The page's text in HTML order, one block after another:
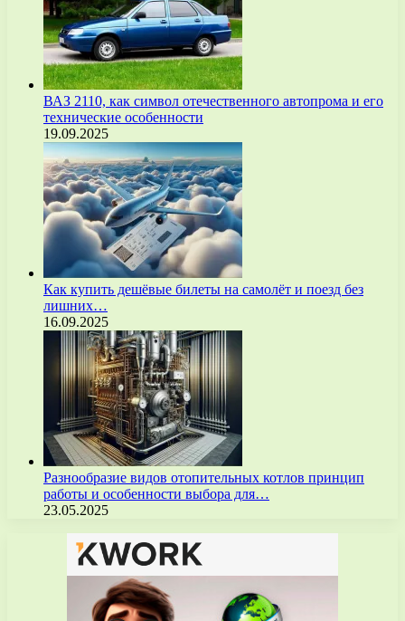
ВАЗ 2110, как символ отечественного автопрома и его
технические особенности
19.09.2025
Как купить дешёвые билеты на самолёт и поезд без
лишних…
16.09.2025
Разнообразие видов отопительных котлов принцип
работы и особенности выбора для…
23.05.2025